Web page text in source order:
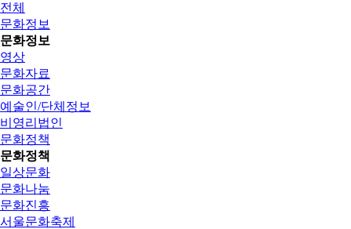
전체
문화정보
문화정보
영상
문화자료
문화공간
예술인/단체정보
비영리법인
문화정책
문화정책
일상문화
문화나눔
문화진흥
서울문화축제